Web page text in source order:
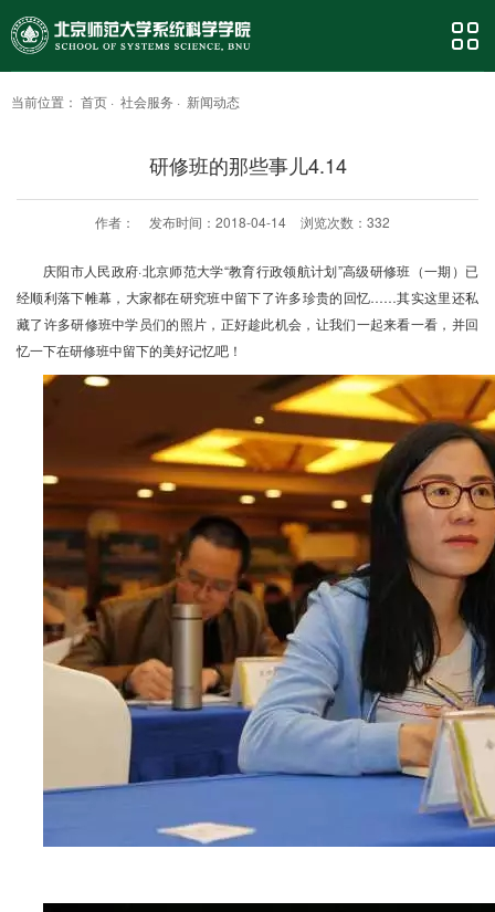
当前位置： 首页 · 社会服务 · 新闻动态
研修班的那些事儿4.14
作者： 发布时间：2018-04-14 浏览次数： 332
庆阳市人民政府·北京师范大学“教育行政领航计划”高级研修班（一期）已
经顺利落下帷幕，大家都在研究班中留下了许多珍贵的回忆……其实这里还私
藏了许多研修班中学员们的照片，正好趁此机会，让我们一起来看一看，并回
忆一下在研修班中留下的美好记忆吧！